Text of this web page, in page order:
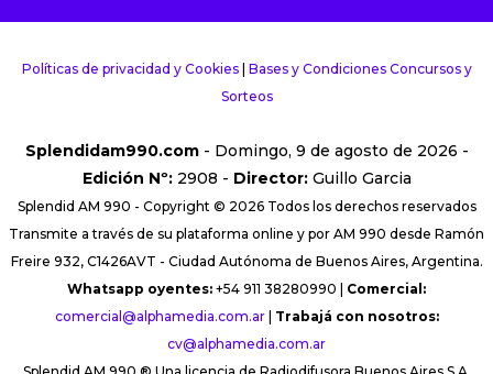
Políticas de privacidad y Cookies| Bases y Condiciones Concursos y
Sorteos
Splendidam990.com- Domingo, 9 de agosto de 2026 -
Edición Nº:2908 - Director:Guillo Garcia
Splendid AM 990 - Copyright © 2026 Todos los derechos reservados
Transmite a través de su plataforma online y por AM 990 desde Ramón
Freire 932, C1426AVT - Ciudad Autónoma de Buenos Aires, Argentina.
Whatsapp oyentes: +54 911 38280990 | Comercial:
comercial@alphamedia.com.ar| Trabajá con nosotros:
cv@alphamedia.com.ar